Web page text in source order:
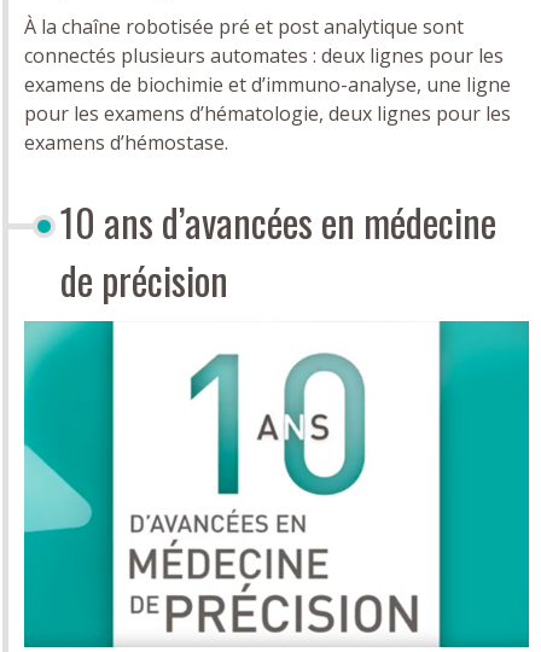
À la chaîne robotisée pré et post analytique sont
connectés plusieurs automates : deux lignes pour les
examens de biochimie et d’immuno-analyse, une ligne
pour les examens d’hématologie, deux lignes pour les
examens d’hémostase.
10 ans d’avancées en médecine
de précision